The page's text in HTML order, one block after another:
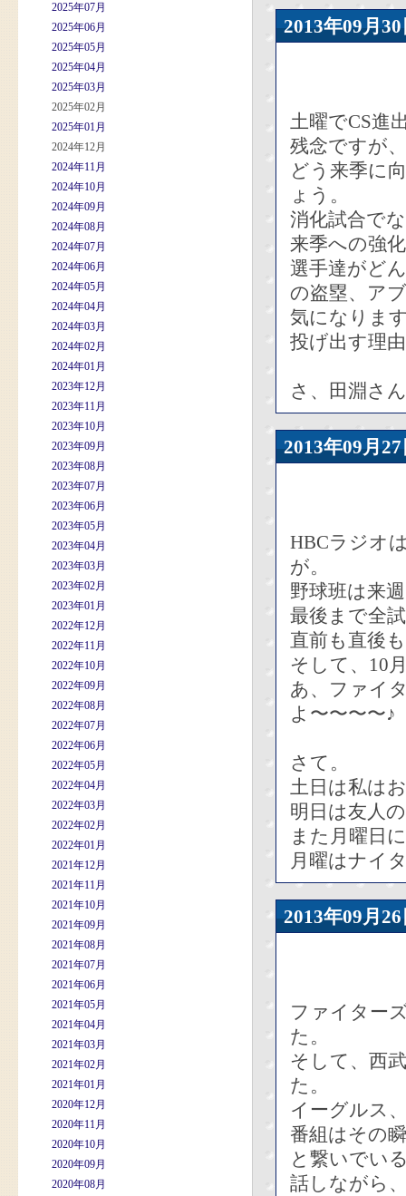
2025年07月
2025年06月
2025年05月
2025年04月
2025年03月
2025年02月
2025年01月
2024年12月
2024年11月
2024年10月
2024年09月
2024年08月
2024年07月
2024年06月
2024年05月
2024年04月
2024年03月
2024年02月
2024年01月
2023年12月
2023年11月
2023年10月
2023年09月
2023年08月
2023年07月
2023年06月
2023年05月
2023年04月
2023年03月
2023年02月
2023年01月
2022年12月
2022年11月
2022年10月
2022年09月
2022年08月
2022年07月
2022年06月
2022年05月
2022年04月
2022年03月
2022年02月
2022年01月
2021年12月
2021年11月
2021年10月
2021年09月
2021年08月
2021年07月
2021年06月
2021年05月
2021年04月
2021年03月
2021年02月
2021年01月
2020年12月
2020年11月
2020年10月
2020年09月
2020年08月
2013年09
土曜でCS進
残念ですが
どう来季に
ょう。
消化試合で
来季への強
選手達がど
の盗塁、ア
気になりま
投げ出す理
さ、田淵さ
2013年09
HBCラジオ
が。
野球班は来
最後まで全
直前も直後
そして、10
あ、ファイ
よ〜〜〜〜♪
さて。
土日は私は
明日は友人
また月曜日
月曜はナイ
2013年09
ファイター
た。
そして、西
た。
イーグルス
番組はその
と繋いでい
話しながら